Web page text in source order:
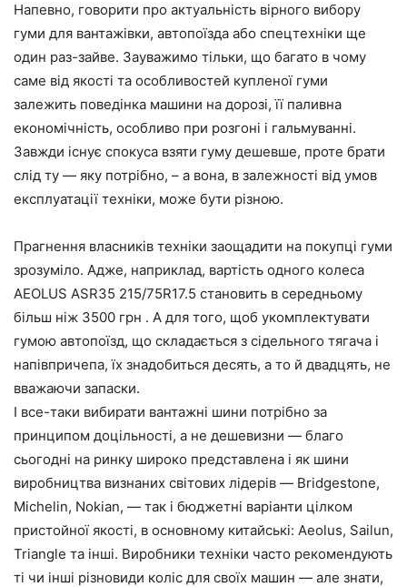
Напевно, говорити про актуальність вірного вибору
гуми для вантажівки, автопоїзда або спецтехніки ще
один раз-зайве. Зауважимо тільки, що багато в чому
саме від якості та особливостей купленої гуми
залежить поведінка машини на дорозі, її паливна
економічність, особливо при розгоні і гальмуванні.
Завжди існує спокуса взяти гуму дешевше, проте брати
слід ту — яку потрібно, – а вона, в залежності від умов
експлуатації техніки, може бути різною.
Прагнення власників техніки заощадити на покупці гуми
зрозуміло. Адже, наприклад, вартість одного колеса
AEOLUS ASR35 215/75R17.5 становить в середньому
більш ніж 3500 грн . А для того, щоб укомплектувати
гумою автопоїзд, що складається з сідельного тягача і
напівпричепа, їх знадобиться десять, а то й двадцять, не
вважаючи запаски.
І все-таки вибирати вантажні шини потрібно за
принципом доцільності, а не дешевизни — благо
сьогодні на ринку широко представлена і як шини
виробництва визнаних світових лідерів — Bridgestone,
Michelin, Nokian, — так і бюджетні варіанти цілком
пристойної якості, в основному китайські: Aeolus, Sailun,
Triangle та інші. Виробники техніки часто рекомендують
ті чи інші різновиди коліс для своїх машин — але знати,